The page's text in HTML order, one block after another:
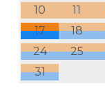
10 11
17
18
24
25
31
14 15
21
22
28
29
12 13
19
20
26
27